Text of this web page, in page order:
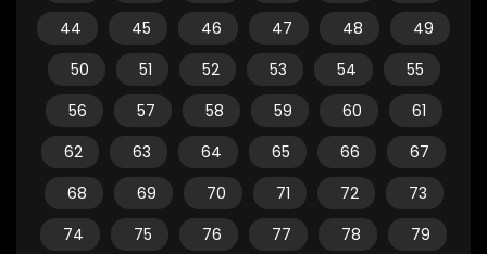
44
45 46 47 48
49
50
51 52 53 54
55
56
57 58 59 60
61
62
63 64 65 66
67
68
69 70 71 72
73
74
75 76 77 78
79